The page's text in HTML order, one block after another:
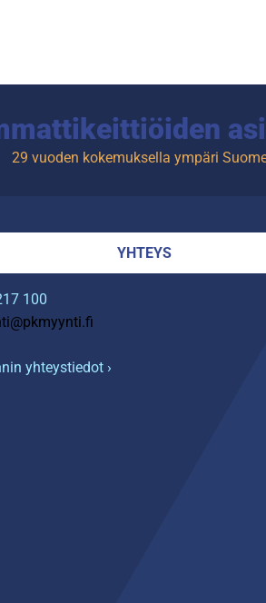
29 vuoden kokemuksella ympäri
YHTEYS
100
yhteystiedot ›